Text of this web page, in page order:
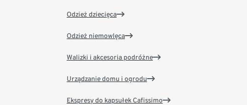
Odzież dziecięca
Odzież niemowlęca
Walizki i akcesoria podróżne
Urządzanie domu i ogrodu
Ekspresy do kapsułek Cafissimo